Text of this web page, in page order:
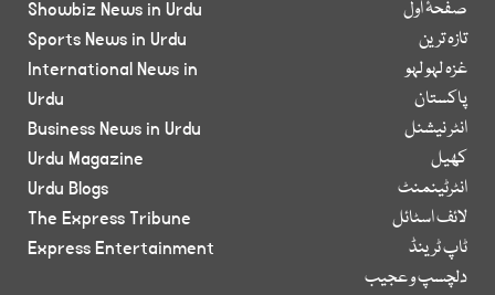
صفحۂ اول
تازہ ترین
غزہ لہو لہو
پاکستان
انٹر نیشنل
کھیل
انٹرٹینمنٹ
لائف اسٹائل
ٹاپ ٹرینڈ
دلچسپ و عجیب
Showbiz News in Urdu
Sports News in Urdu
International News in
Urdu
Business News in Urdu
Urdu Magazine
Urdu Blogs
The Express Tribune
Express Entertainment